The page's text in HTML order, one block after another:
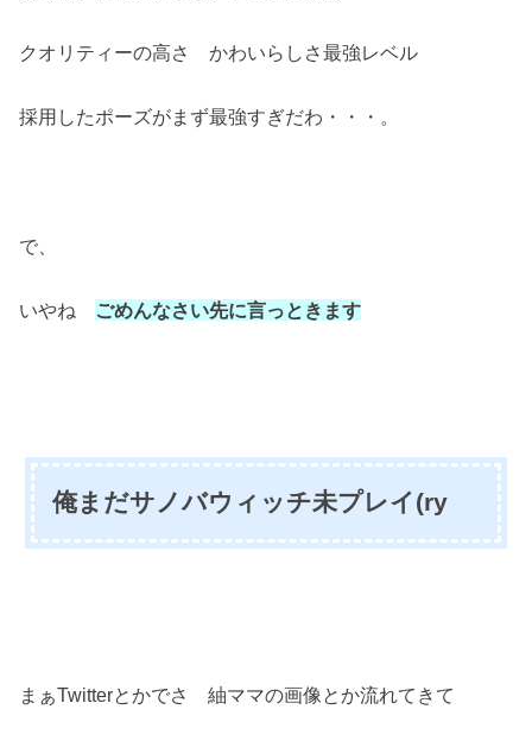
クオリティーの高さ かわいらしさ最強レベル
採用したポーズがまず最強すぎだわ・・・。
で、
いやね ごめんなさい先に言っときます
俺まだサノバウィッチ未プレイ(ry
まぁTwitterとかでさ 紬ママの画像とか流れてきて